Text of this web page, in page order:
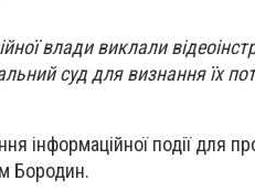
влади виклали
суд для визнання їх
інформаційної події для
Бородин.